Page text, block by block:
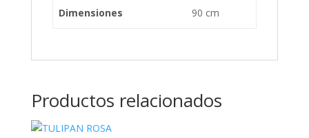
Dimensiones 90 cm
Productos relacionados